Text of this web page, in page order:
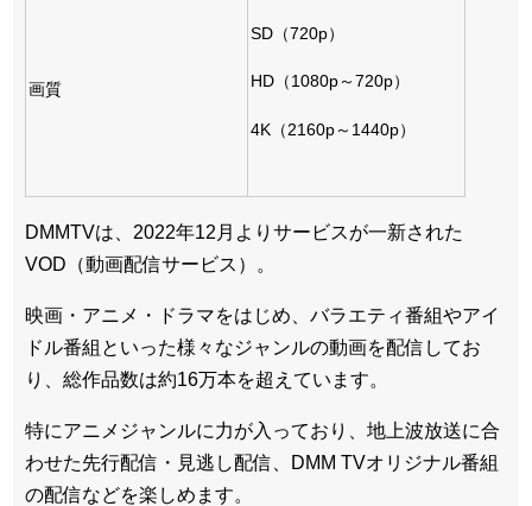
画質
SD（720p）
HD（1080p～720p）
4K（2160p～1440p）
DMMTVは、2022年12月よりサービスが一新された
VOD（動画配信サービス）。
映画・アニメ・ドラマをはじめ、バラエティ番組やアイ
ドル番組といった様々なジャンルの動画を配信してお
り、総作品数は約16万本を超えています。
特にアニメジャンルに力が入っており、地上波放送に合
わせた先行配信・見逃し配信、DMM TVオリジナル番組
の配信などを楽しめます。